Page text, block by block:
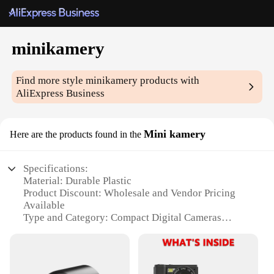
minikamery
Find more styleminikamery products with
AliExpress Business
Here are the products found in the Mini kamery
Specifications:
Material: Durable Plastic
Product Discount: Wholesale and Vendor Pricing
Available
Type and Category: Compact Digital Cameras
Usage and Purpose: Everyday Photography and
Performance and Property: High-Resolution